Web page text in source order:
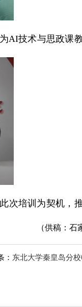
AI技术与思政课
次培训为契机，
（供稿： 石
东北大学秦皇岛分